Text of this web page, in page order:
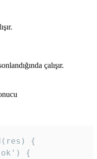
çalışır.
{
{